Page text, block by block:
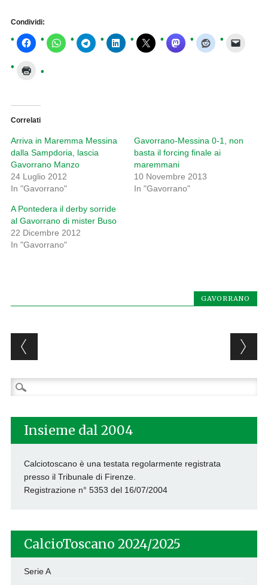
Condividi:
Correlati
Arriva in Maremma Messina
dalla Sampdoria, lascia
Gavorrano Manzo
24 Luglio 2012
In "Gavorrano"
Gavorrano-Messina 0-1, non
basta il forcing finale ai
maremmani
10 Novembre 2013
In "Gavorrano"
A Pontedera il derby sorride
al Gavorrano di mister Buso
22 Dicembre 2012
In "Gavorrano"
GAVORRANO
Post navigation
Ricerca
per:
Insieme dal 2004
Calciotoscano è una testata regolarmente registrata
presso il Tribunale di Firenze.
Registrazione n° 5353 del 16/07/2004
CalcioToscano 2024/2025
Serie A